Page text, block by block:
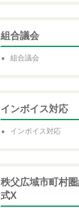
組合議会
組合議会
インボイス対応
インボイス対応
秩父広域市町村
式X